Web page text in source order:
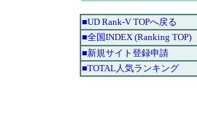
■UD Rank-V TOPへ戻る
■全国INDEX (Ranking TOP)
■新規サイト登録申請
■TOTAL人気ランキング